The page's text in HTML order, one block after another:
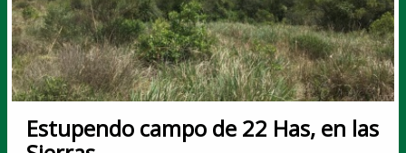
Estupendo campo de 22 Has, en las